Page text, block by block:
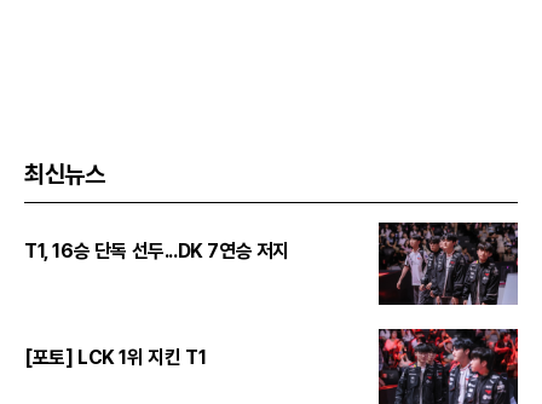
최신뉴스
T1, 16승 단독 선두...DK 7연승 저지
[포토] LCK 1위 지킨 T1